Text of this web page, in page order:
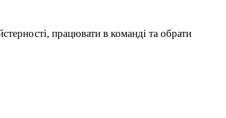
працювати в команді та обрати